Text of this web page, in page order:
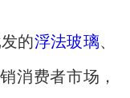
的浮法玻璃
消费者市场，